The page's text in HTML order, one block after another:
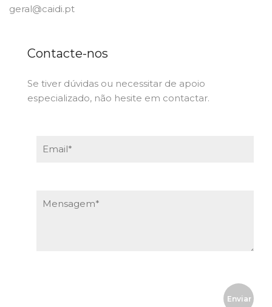
geral@caidi.pt
Contacte-nos
Se tiver dúvidas ou necessitar de apoio
especializado, não hesite em contactar.